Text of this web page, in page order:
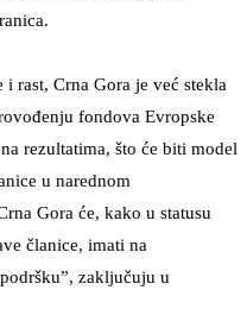
rast, Crna Gora je već stekla
fondova Evropske
rezultatima, što će biti model
u narednom
Gora će, kako u statusu
članice, imati na
zaključuju u